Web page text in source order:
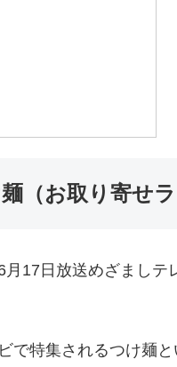
（お取り寄せラ
17日放送めざましテ
で特集されるつけ麺